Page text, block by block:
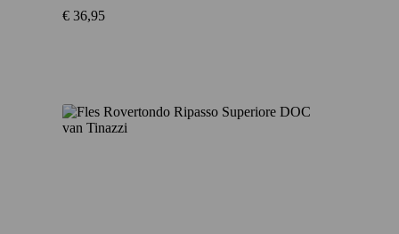
€ 36,95